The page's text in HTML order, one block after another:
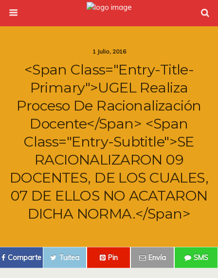
1 Julio, 2016
<span Class="entry-Title-
Primary">UGEL Realiza
Proceso De Racionalización
Docente</span> <span
Class="entry-Subtitle">SE
RACIONALIZARON 09
DOCENTES, DE LOS CUALES,
07 DE ELLOS NO ACATARON
DICHA NORMA.</span>
Comparte Tuitea Pin Envía SMS